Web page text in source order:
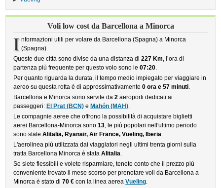
Voli low cost da Barcellona a Minorca
I nformazioni utili per volare da Barcellona (Spagna) a Minorca
(Spagna).
Queste due città sono divise da una distanza di227 Km, l’ora di
partenza più frequente per questo volo sono le07:20.
Per quanto riguarda la durata, il tempo medio impiegato per viaggiare in
aereo su questa rotta è di approssimativamente0 ora e 57 minuti.
Barcellona e Minorca sono servite da2 aeroporti dedicati ai
passeggeri: El Prat (BCN) e Mahón (MAH).
Le compagnie aeree che offrono la possibilità di acquistare biglietti
aerei Barcellona-Minorca sono13, le più popolari nell'ultimo periodo
sono stateAlitalia, Ryanair, Air France, Vueling, Iberia.
L'aerolinea più utilizzata dai viaggiatori negli ultimi trenta giorni sulla
tratta Barcellona Minorca è stataAlitalia.
Se siete flessibili e volete risparmiare, tenete conto che il prezzo più
conveniente trovato il mese scorso per prenotare voli da Barcellona a
Minorca è stato di70 € con la linea aereaVueling.